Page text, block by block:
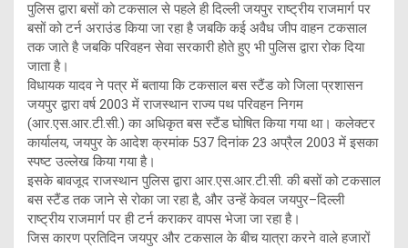
पुलिस द्वारा बसों को टकसाल से पहले ही दिल्ली जयपुर राष्ट्रीय राजमार्ग पर
बसों को टर्न अराउंड किया जा रहा है जबकि कई अवैध जीप वाहन टकसाल
तक जाते है जबकि परिवहन सेवा सरकारी होते हुए भी पुलिस द्वारा रोक दिया
जाता है।
विधायक यादव ने पत्र में बताया कि टकसाल बस स्टैंड को जिला प्रशासन
जयपुर द्वारा वर्ष 2003 में राजस्थान राज्य पथ परिवहन निगम
(आर.एस.आर.टी.सी.) का अधिकृत बस स्टैंड घोषित किया गया था। कलेक्टर
कार्यालय, जयपुर के आदेश क्रमांक 537 दिनांक 23 अप्रैल 2003 में इसका
स्पष्ट उल्लेख किया गया है।
इसके बावजूद राजस्थान पुलिस द्वारा आर.एस.आर.टी.सी. की बसों को टकसाल
बस स्टैंड तक जाने से रोका जा रहा है, और उन्हें केवल जयपुर–दिल्ली
राष्ट्रीय राजमार्ग पर ही टर्न कराकर वापस भेजा जा रहा है।
जिस कारण प्रतिदिन जयपुर और टकसाल के बीच यात्रा करने वाले हजारों